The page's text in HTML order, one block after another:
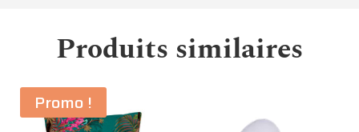
Produits similaires
Promo !